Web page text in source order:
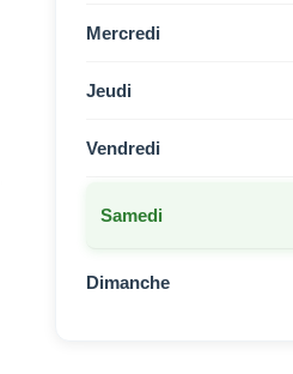
Mercredi
Jeudi
Vendredi
Samedi
Dimanche